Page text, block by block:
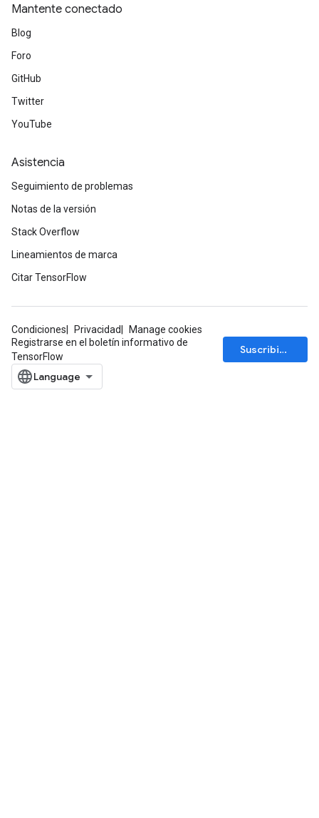
Mantente conectado
Blog
Foro
GitHub
Twitter
YouTube
Asistencia
Seguimiento de problemas
Notas de la versión
Stack Overflow
Lineamientos de marca
Citar TensorFlow
Condiciones Privacidad
Manage cookies
Registrarse en el boletín informativo de
TensorFlow
Suscribirse